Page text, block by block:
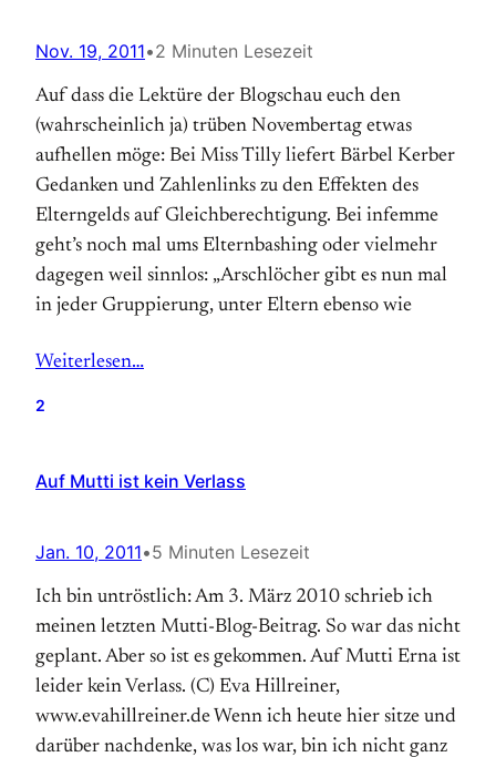
Nov. 19, 2011•2 Minuten Lesezeit
Auf dass die Lektüre der Blogschau euch den
(wahrscheinlich ja) trüben Novembertag etwas
aufhellen möge: Bei Miss Tilly liefert Bärbel Kerber
Gedanken und Zahlenlinks zu den Effekten des
Elterngelds auf Gleichberechtigung. Bei infemme
geht’s noch mal ums Elternbashing oder vielmehr
dagegen weil sinnlos: „Arschlöcher gibt es nun mal
in jeder Gruppierung, unter Eltern ebenso wie
Weiterlesen…
2
Auf Mutti ist kein Verlass
Jan. 10, 2011•5 Minuten Lesezeit
Ich bin untröstlich: Am 3. März 2010 schrieb ich
meinen letzten Mutti-Blog-Beitrag. So war das nicht
geplant. Aber so ist es gekommen. Auf Mutti Erna ist
leider kein Verlass. (C) Eva Hillreiner,
www.evahillreiner.de Wenn ich heute hier sitze und
darüber nachdenke, was los war, bin ich nicht ganz